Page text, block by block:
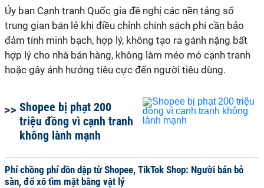
Ủy ban Cạnh tranh Quốc gia đề nghị các nền tảng số
trung gian bán lẻ khi điều chỉnh chính sách phí cần bảo
đảm tính minh bạch, hợp lý, không tạo ra gánh nặng bất
hợp lý cho nhà bán hàng, không làm méo mó cạnh tranh
hoặc gây ảnh hưởng tiêu cực đến người tiêu dùng.
Shopee bị phạt 200
triệu đồng vì cạnh tranh
không lành mạnh
Phí chồng phí dồn dập từ Shopee, TikTok Shop: Người bán bỏ
sàn, đổ xô tìm mặt bằng vật lý